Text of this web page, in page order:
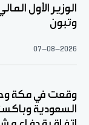
الوزير الأول
وتبون
07-08-2026
وقعت في مكة
السعودية